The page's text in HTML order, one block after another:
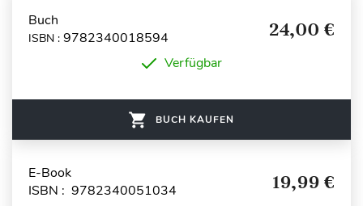
Buch
ISBN : 9782340018594 24,00 €
Verfügbar
BUCH KAUFEN
E-Book
ISBN : 9782340051034
19,99 €